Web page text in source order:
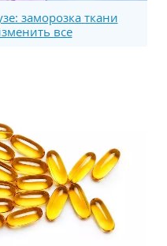
заморозка ткани
все